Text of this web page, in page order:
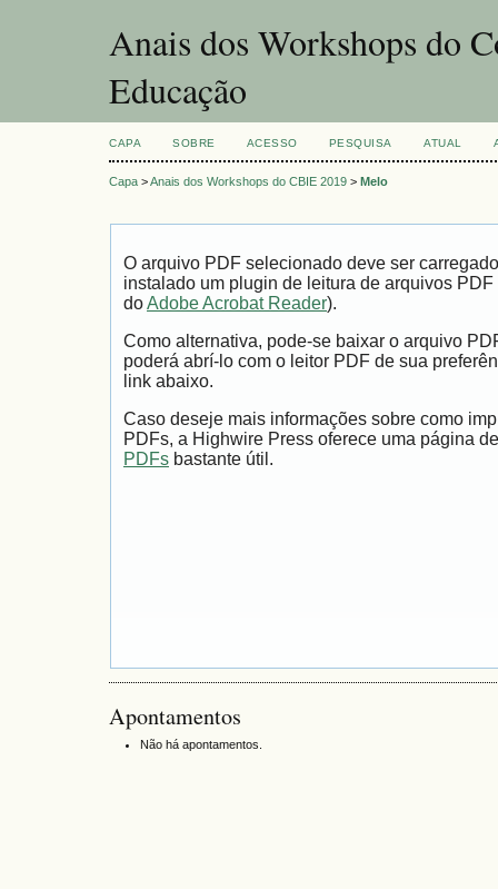
Anais dos Workshops do
Educação
CAPA SOBRE ACESSO PESQUISA ATUAL
Capa >Anais dos Workshops do CBIE 2019 > Melo
O arquivo PDF selecionado deve ser
instalado um plugin de leitura de arquivos
doAdobe Acrobat Reader).
Como alternativa, pode-se baixar o arquivo
poderá abrí-lo com o leitor PDF de sua
link abaixo.
Caso deseje mais informações sobre como
PDFs, a Highwire Press oferece uma página
PDFs bastante útil.
Apontamentos
Não há apontamentos.